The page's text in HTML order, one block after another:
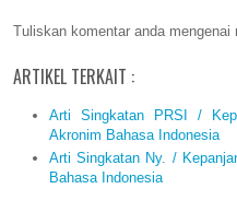
Tuliskan komentar anda mengenai
ARTIKEL TERKAIT :
Arti Singkatan PRSI /
Akronim Bahasa Indonesia
Arti Singkatan Ny. /
Bahasa Indonesia